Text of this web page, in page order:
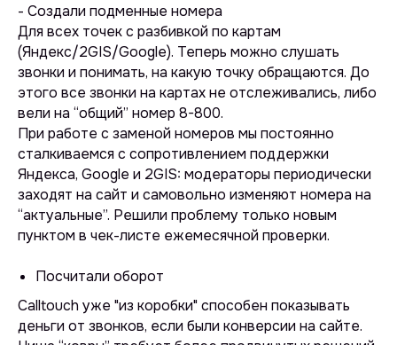
- Создали подменные номера
Для всех точек с разбивкой по картам
(Яндекс/2GIS/Google). Теперь можно слушать
звонки и понимать, на какую точку обращаются. До
этого все звонки на картах не отслеживались, либо
вели на “общий” номер 8-800.
При работе с заменой номеров мы постоянно
сталкиваемся с сопротивлением поддержки
Яндекса, Google и 2GIS: модераторы периодически
заходят на сайт и самовольно изменяют номера на
“актуальные”. Решили проблему только новым
пунктом в чек-листе ежемесячной проверки.
Посчитали оборот
Calltouch уже "из коробки" способен показывать
деньги от звонков, если были конверсии на сайте.